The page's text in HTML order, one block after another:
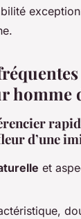
homme
d’une
et